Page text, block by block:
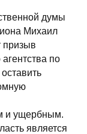
думы
Михаил
призыв
по
и ущербным.
является